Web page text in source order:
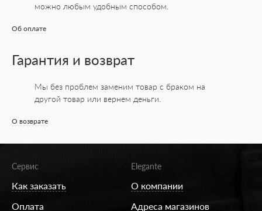
можно любым удобным способом.
Об оплате
Гарантия и возврат
Мы без проблем заменим товар с браком на
другой товар или вернем деньги.
О возврате
Сервис
Как заказать
Оплата
Elegante
О компании
Адреса магазинов